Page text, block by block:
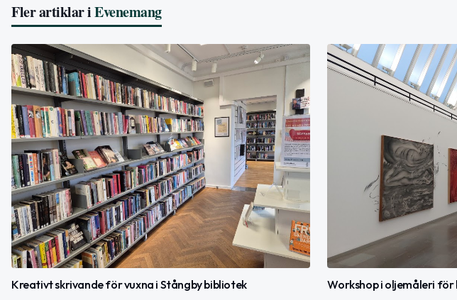
Fler artiklar iEvenemang
Kreativt skrivande för vuxna i Stångby bibliotek Workshop i oljemåleri för